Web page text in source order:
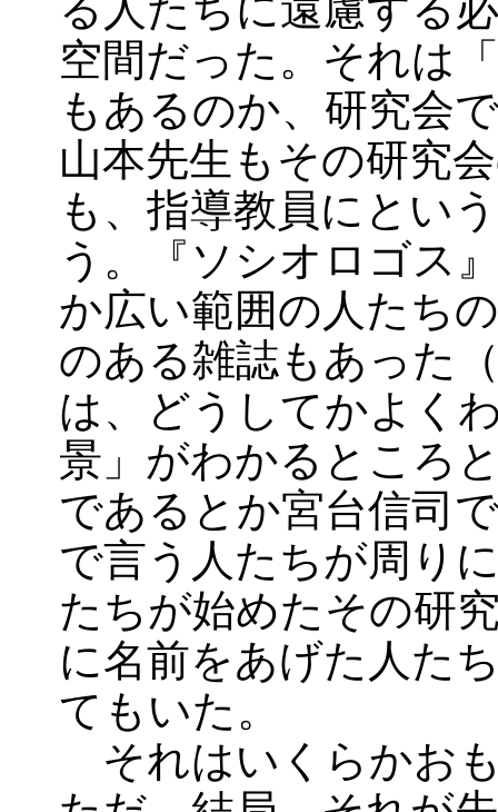
空間だった。それは
もあるのか、研究会
山本先生もその研究
も、指導教員にとい
う。『ソシオロゴス
か広い範囲の人たち
のある雑誌もあった
は、どうしてかよく
景」がわかるところ
であるとか宮台信司
で言う人たちが周り
たちが始めたその研
に名前をあげた人た
てもいた。
それはいくらかお